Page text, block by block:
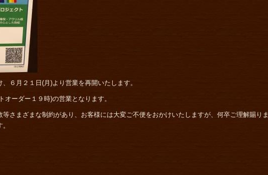
６月２１日(月)より営業を再開いたします。
オーダー１９時)の営業となります。
さまざまな制約があり、お客様には大変ご不便をおかけいたしますが、何卒ご理解賜りま